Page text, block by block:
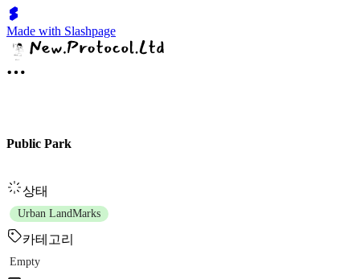
Made with Slashpage
Public Park
상태
Urban LandMarks
카테고리
Empty